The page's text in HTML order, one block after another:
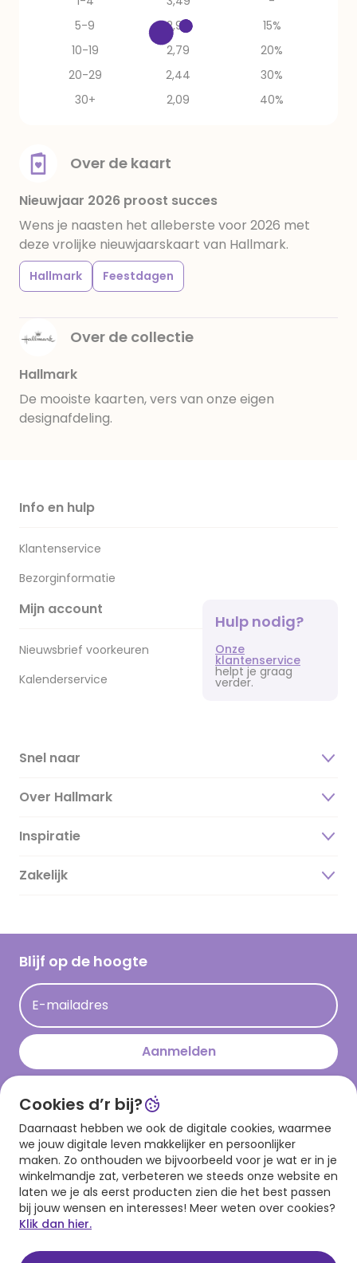
5-9
2,97
15%
10-19
2,79
20%
20-29
2,44
30%
30+
2,09 40%
Over de kaart
Nieuwjaar 2026 proost succes
Wens je naasten het alleberste voor 2026 met
deze vrolijke nieuwjaarskaart van Hallmark.
Hallmark Feestdagen
Over de collectie
Hallmark
De mooiste kaarten, vers van onze eigen
designafdeling.
Info en hulp
Klantenservice
Bezorginformatie
Mijn account
Nieuwsbrief voorkeuren
Kalenderservice
Hulp nodig?
Onze
klantenservice
helpt je graag
verder.
Snel naar
Over Hallmark
Over ons
Duurzaamheid
Hallmark Kaartclub
Acties
Persberichten
Hallmark en Kinderpostzegels
Inspiratie
Magazine
Cadeau inspiratie
Kaartinspiratie
Zakelijk
Blijf op de hoogte
E-mailadres
Aanmelden
Download onze app
Cookies d’r bij?
Daarnaast hebben we ook de digitale cookies, waarmee
we jouw digitale leven makkelijker en persoonlijker
maken. Zo onthouden we bijvoorbeeld voor je wat er in je
winkelmandje zat, verbeteren we steeds onze website en
laten we je als eerst producten zien die het best passen
bij jouw wensen en interesses! Meer weten over cookies?
Klik dan hier.